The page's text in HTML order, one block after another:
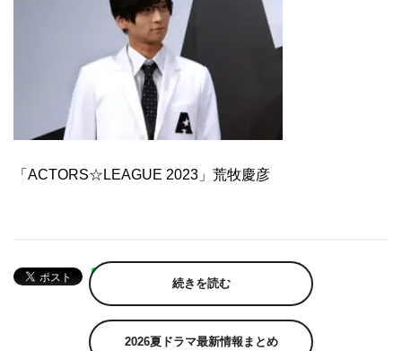
「ACTORS☆LEAGUE 2023」荒牧慶彦
続きを読む
2026夏ドラマ最新情報まとめ